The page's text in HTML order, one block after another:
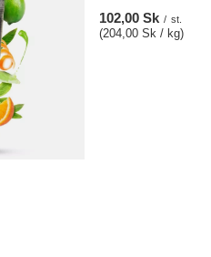
102,00 Sk / st.
(204,00 Sk / kg)